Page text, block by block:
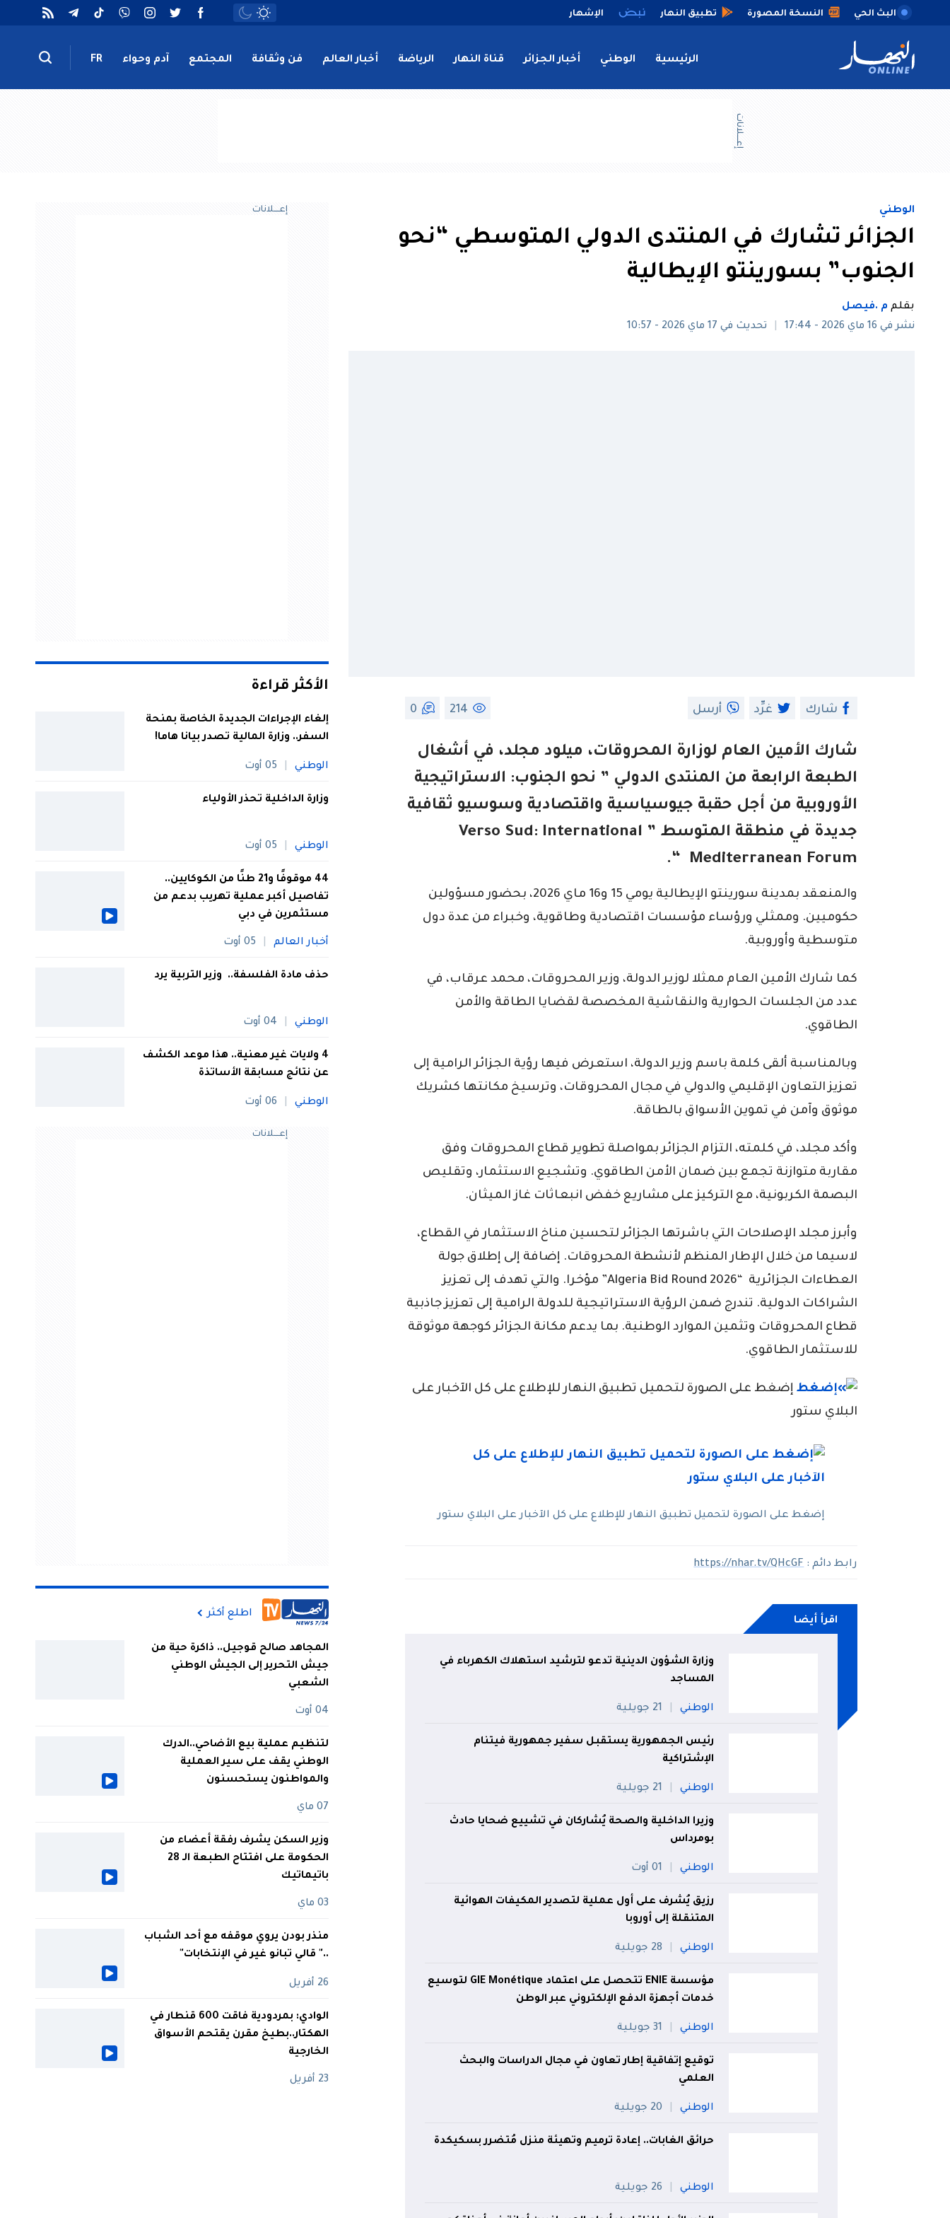
البث الحي النسخة المصورة تطبيق النهار الإشهار
الرئيسية الوطني أخبار الجزائر قناة النهار الرياضة أخبار العالم فن وثقافة المجتمع آدم وحواء FR
إعــــلانات
الوطني
الجزائر تشارك في المنتدى الدولي المتوسطي “نحو
الجنوب” بسورينتو الإيطالية
بقلم م .فيصل
نشر في 16 ماي 2026 - 17:44
تحديث في 17 ماي 2026 - 10:57
شارك غرِّد أرسل 214
0
شارك الأمين العام لوزارة المحروقات، ميلود مجلد، في أشغال
الطبعة الرابعة من المنتدى الدولي ” نحو الجنوب: الاستراتيجية
الأوروبية من أجل حقبة جيوسياسية واقتصادية وسوسيو ثقافية
جديدة في منطقة المتوسط ” Verso Sud: International
Mediterranean Forum “.
والمنعقد بمدينة سورينتو الإيطالية يومي 15 و16 ماي 2026، بحضور مسؤولين
حكوميين. وممثلي ورؤساء مؤسسات اقتصادية وطاقوية، وخبراء من عدة دول
متوسطية وأوروبية.
كما شارك الأمين العام ممثلا لوزير الدولة، وزير المحروقات، محمد عرقاب، في
عدد من الجلسات الحوارية والنقاشية المخصصة لقضايا الطاقة والأمن
الطاقوي.
وبالمناسبة ألقى كلمة باسم وزير الدولة، استعرض فيها رؤية الجزائر الرامية إلى
تعزيز التعاون الإقليمي والدولي في مجال المحروقات، وترسيخ مكانتها كشريك
موثوق وآمن في تموين الأسواق بالطاقة.
وأكد مجلد، في كلمته، التزام الجزائر بمواصلة تطوير قطاع المحروقات وفق
مقاربة متوازنة تجمع بين ضمان الأمن الطاقوي. وتشجيع الاستثمار، وتقليص
البصمة الكربونية، مع التركيز على مشاريع خفض انبعاثات غاز الميثان.
وأبرز مجلد الإصلاحات التي باشرتها الجزائر لتحسين مناخ الاستثمار في القطاع،
لاسيما من خلال الإطار المنظم لأنشطة المحروقات. إضافة إلى إطلاق جولة
العطاءات الجزائرية “Algeria Bid Round 2026” مؤخرا. والتي تهدف إلى تعزيز
الشراكات الدولية. تندرج ضمن الرؤية الاستراتيجية للدولة الرامية إلى تعزيز جاذبية
قطاع المحروقات وتثمين الموارد الوطنية. بما يدعم مكانة الجزائر كوجهة موثوقة
للاستثمار الطاقوي.
إضغط على الصورة لتحميل تطبيق النهار للإطلاع على كل الآخبار على
البلاي ستور
إضغط على الصورة لتحميل تطبيق النهار للإطلاع على كل الآخبار على البلاي ستور
رابط دائم :https://nhar.tv/QHcGF
اقرأ أيضا
وزارة الشؤون الدينية تدعو لترشيد استهلاك الكهرباء في
المساجد
الوطني 21 جويلية
رئيس الجمهورية يستقبل سفير جمهورية فيتنام
الإشتراكية
الوطني 21 جويلية
وزيرا الداخلية والصحة يُشاركان في تشييع ضحايا حادث
بومرداس
الوطني 01 أوت
رزيق يُشرف على أول عملية لتصدير المكيفات الهوائية
المتنقلة إلى أوروبا
الوطني 28 جويلية
مؤسسة ENIE تتحصل على اعتماد GIE Monétique لتوسيع
خدمات أجهزة الدفع الإلكتروني عبر الوطن
الوطني 31 جويلية
توقيع إتفاقية إطار تعاون في مجال الدراسات والبحث
العلمي
الوطني 20 جويلية
حرائق الغابات.. إعادة ترميم وتهيئة منزل مُتضرر بسكيكدة
الوطني 26 جويلية
إعــــلانات
الأكثر قراءة
إلغاء الإجراءات الجديدة الخاصة بمنحة
السفر.. وزارة المالية تصدر بيانا هاما!
الوطني 05 أوت
وزارة الداخلية تحذر الأولياء
الوطني 05 أوت
44 موقوفًا و21 طنًا من الكوكايين..
تفاصيل أكبر عملية تهريب بدعم من
مستثمرين في دبي
أخبار العالم 05 أوت
حذف مادة الفلسفة.. وزير التربية يرد
الوطني 04 أوت
4 ولايات غير معنية.. هذا موعد الكشف
عن نتائج مسابقة الأساتذة
الوطني 06 أوت
إعــــلانات
اطلع أكثر
المجاهد صالح قوجيل.. ذاكرة حية من
جيش التحرير إلى الجيش الوطني
الشعبي
04 أوت
لتنظيم عملية بيع الأضاحي..الدرك
الوطني يقف على سير العملية
والمواطنون يستحسنون
07 ماي
وزير السكن يشرف رفقة أعضاء من
الحكومة على افتتاح الطبعة الـ 28
باتيماتيك
03 ماي
منذر بودن يروي موقفه مع أحد الشباب
.." قالي تبانو غير في الإنتخابات"
26 أفريل
الوادي: بمردودية فاقت 600 قنطار في
الهكتار..بطيخ مقرن يقتحم الأسواق
الخارجية
23 أفريل